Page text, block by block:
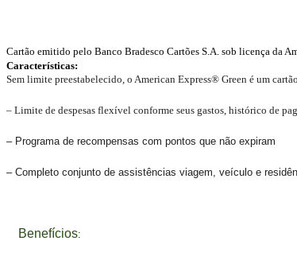
Cartão emitido pelo Banco Bradesco Cartões S.A. sob licença da
Características:
Sem limite preestabelecido, o American Express® Green é um
– Limite de despesas flexível conforme seus gastos, histórico de
– Programa de recompensas com pontos que não expiram
– Completo conjunto de assistências viagem, veículo e
Benefícios: